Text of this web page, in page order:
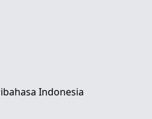
Indonesia